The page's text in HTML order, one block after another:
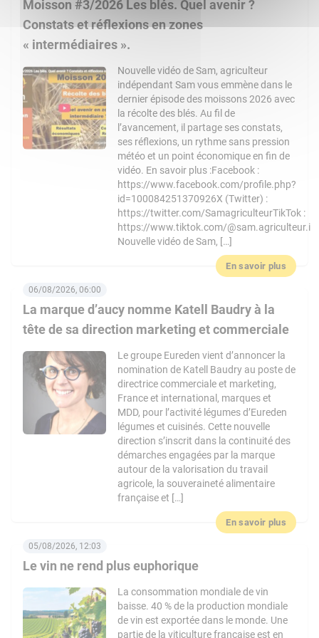
Moisson #3/2026 Les blés. Quel avenir ?
Constats et réflexions en zones
« intermédiaires ».
Nouvelle vidéo de Sam, agriculteur
indépendant Sam vous emmène dans le
dernier épisode des moissons 2026 avec
la récolte des blés. Au fil de
l’avancement, il partage ses constats,
ses réflexions, un rythme sans pression
météo et un point économique en fin de
vidéo. En savoir plus :Facebook :
https://www.facebook.com/profile.php?
id=100084251370926X (Twitter) :
https://twitter.com/SamagriculteurTikTok :
https://www.tiktok.com/@sam.agriculteur.i
Nouvelle vidéo de Sam, […]
En savoir plus
La marque d’aucy nomme Katell Baudry à la
tête de sa direction marketing et commerciale
06/08/2026, 06:00
Le groupe Eureden vient d’annoncer la
nomination de Katell Baudry au poste de
directrice commerciale et marketing,
France et international, marques et
MDD, pour l’activité légumes d’Eureden
légumes et cuisinés. Cette nouvelle
direction s’inscrit dans la continuité des
démarches engagées par la marque
autour de la valorisation du travail
agricole, la souveraineté alimentaire
française et […]
En savoir plus
Le vin ne rend plus euphorique
05/08/2026, 12:03
La consommation mondiale de vin
baisse. 40 % de la production mondiale
de vin est exportée dans le monde. Une
partie de la viticulture française est en